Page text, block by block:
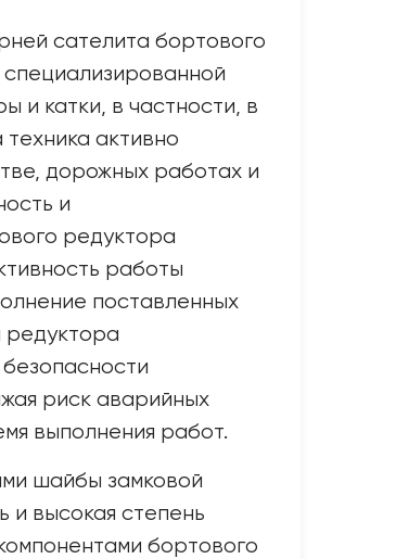
сателита бортового
и катки, в частности, в
техника активно
дорожных работах и
и
редуктора
работы
поставленных
редуктора
риск аварийных
выполнения работ.
шайбы замковой
и высокая степень
бортового